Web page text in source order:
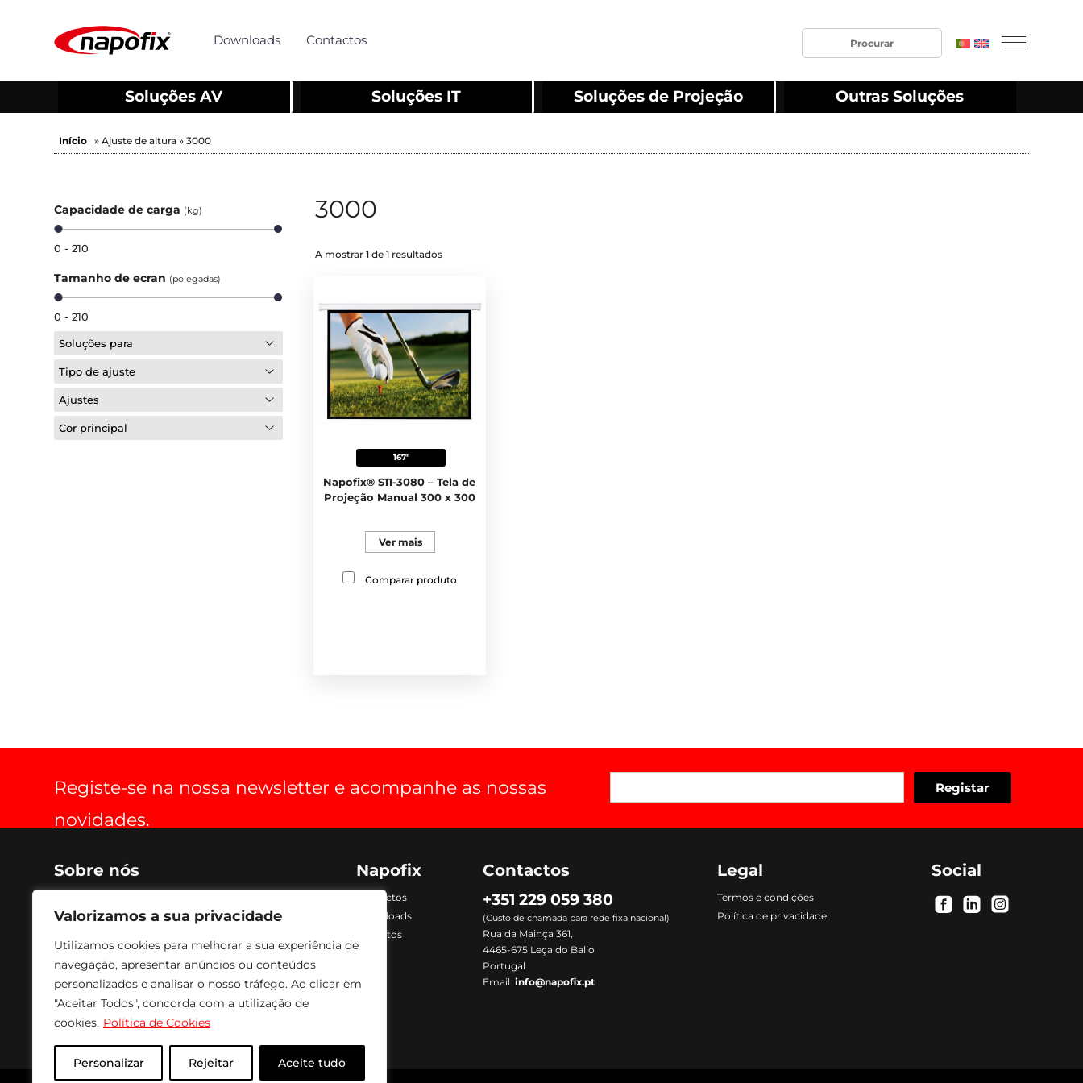
Valorizamos a sua privacidade
Utilizamos cookies para melhorar a sua experiência de
navegação, apresentar anúncios ou conteúdos
personalizados e analisar o nosso tráfego. Ao clicar em
"Aceitar Todos", concorda com a utilização de
cookies. Política de Cookies
Personalizar Rejeitar Aceite tudo
Downloads Contactos
Soluções AV Soluções IT Soluções de Projeção Outras Soluções
Início » Ajuste de altura » 3000
Capacidade de carga (kg)
0 - 210
Tamanho de ecran (polegadas)
0 - 210
Soluções para
Tipo de ajuste
Ajustes
Cor principal
3000
A mostrar 1 de 1 resultados
167"
Napofix® S11-3080 – Tela de
Projeção Manual 300 x 300
Ver mais
Comparar produto
Registe-se na nossa newsletter e acompanhe as nossas
novidades.
Sobre nós
optimização de espaço, práticas, estéticas, funcionais
imagem. Os nossos produtos são fabricados com
tecnologia avançada, combinando com acabamento
a Epóxi, conferindo um acabamento e textura de
excelente qualidade e durabilidade. Para fazer face às
solicitações mais urgentes temos sempre em stock
todos os produtos para entrega imediata.
Napofix
Contactos
Downloads
Produtos
Contactos
+351 229 059 380
(Custo de chamada para rede fixa nacional)
Rua da Mainça 361,
4465-675 Leça do Balio
Portugal
Email:info@napofix.pt
Legal
Termos e condições
Política de privacidade
Social